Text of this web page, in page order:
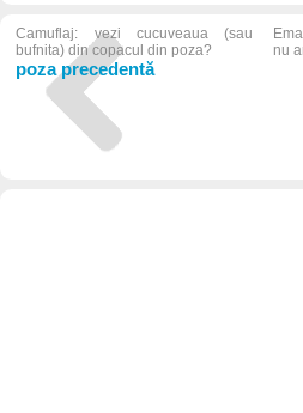
Camuflaj: vezi cucuveaua (sau
bufnita) din copacul din poza?
poza precedentă
nu